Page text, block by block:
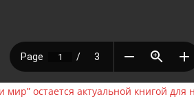
мир” остается актуальной книгой